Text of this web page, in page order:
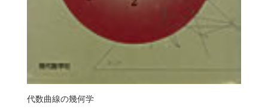
代数曲線の幾何学